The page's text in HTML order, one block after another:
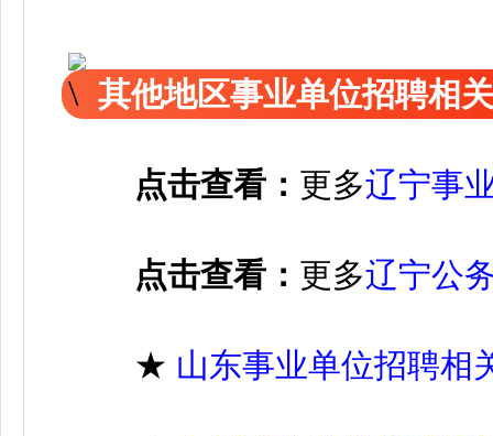
其他地区事业单位招聘相
点击查看： 更多辽宁事
点击查看： 更多辽宁公
★ 山东事业单位招聘相